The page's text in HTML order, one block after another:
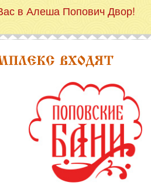
в Алеша Попович Двор!